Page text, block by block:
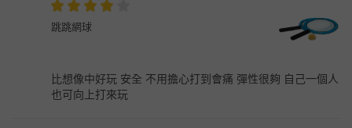
跳跳網球
比想像中好玩 安全 不用擔心打到會痛 彈性很夠 自己一個人
也可向上打來玩